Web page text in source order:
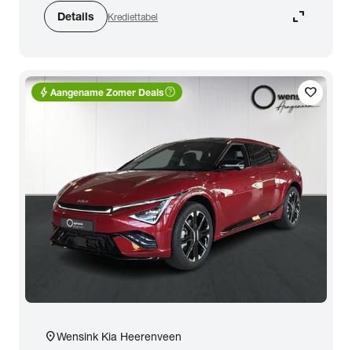
Details Krediettabel expand_content
favorite
bolt Aangename Zomer Dealshelp_outline
location_onWensink Kia Heerenveen